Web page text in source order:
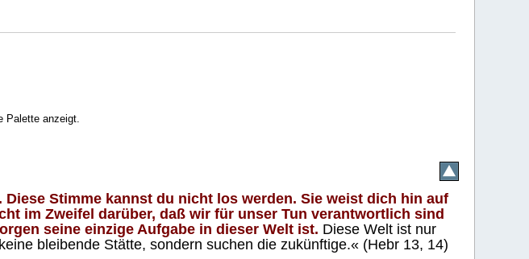
Palette anzeigt.
Stimme kannst du nicht los werden. Sie weist dich hin auf
im Zweifel darüber, daß wir für unser Tun verantwortlich sind
seine einzige Aufgabe in dieser Welt ist. Diese Welt ist nur
bleibende Stätte, sondern suchen die zukünftige.« (Hebr 13, 14)